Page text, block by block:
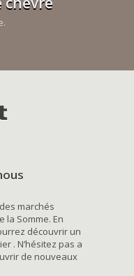
marchés
la Somme. En
découvrir un
. N’hésitez pas a
de nouveaux